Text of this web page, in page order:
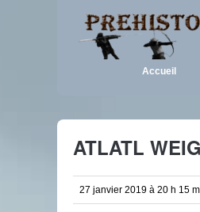
Accueil
ATLATL
27 janvier 2019 à 20 h 15